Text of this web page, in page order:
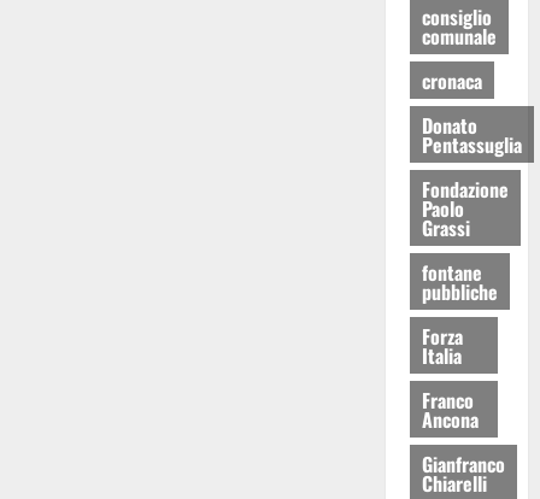
consiglio
comunale
cronaca
Donato
Pentassuglia
Fondazione
Paolo
Grassi
fontane
pubbliche
Forza
Italia
Franco
Ancona
Gianfranco
Chiarelli